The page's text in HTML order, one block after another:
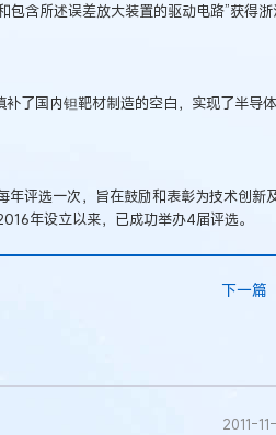
包含所述误差放大装置的驱动电路”获得浙
了国内钽靶材制造的空白，实现了半导
评选一次，旨在鼓励和表彰为技术创新
年设立以来，已成功举办4届评选。
下一篇
2011-